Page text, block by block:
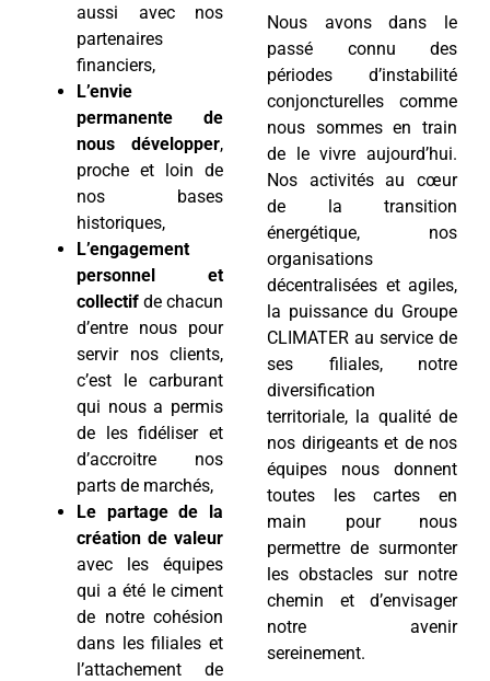
aussi avec nos
partenaires
financiers,
L’envie
permanente de
nous développer,
proche et loin de
nos bases
historiques,
L’engagement
personnel et
collectif de chacun
d’entre nous pour
servir nos clients,
c’est le carburant
qui nous a permis
de les fidéliser et
d’accroitre nos
parts de marchés,
Le partage de la
création de valeur
avec les équipes
qui a été le ciment
de notre cohésion
dans les filiales et
l’attachement de
Nous avons dans le
passé connu des
périodes d’instabilité
conjoncturelles comme
nous sommes en train
de le vivre aujourd’hui.
Nos activités au cœur
de la transition
énergétique, nos
organisations
décentralisées et agiles,
la puissance du Groupe
CLIMATER au service de
ses filiales, notre
diversification
territoriale, la qualité de
nos dirigeants et de nos
équipes nous donnent
toutes les cartes en
main pour nous
permettre de surmonter
les obstacles sur notre
chemin et d’envisager
notre avenir
sereinement.